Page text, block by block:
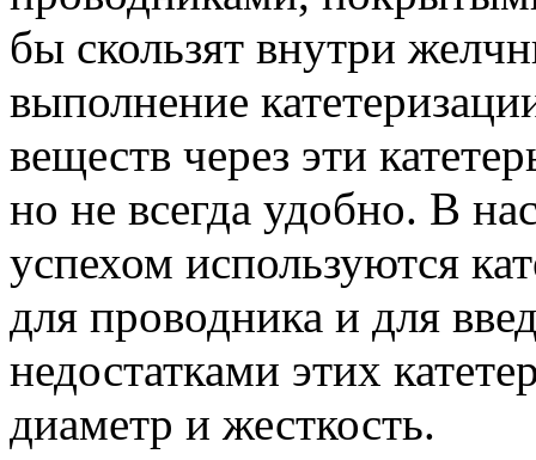
бы скользят внутри
выполнение
веществ через эти
но не всегда удобно. В
успехом используются
для проводника и для
недостатками этих
диаметр и жесткость.